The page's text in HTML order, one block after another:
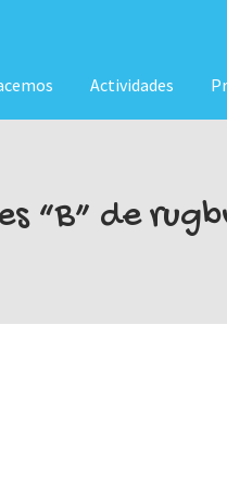
Actividades
“B” de